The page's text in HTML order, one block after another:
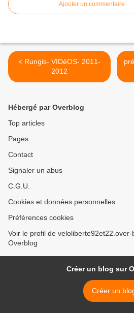
Ajouter un commentaire
< Rungis- VIDéOS- 2011-
2012
Hébergé par Overblog
Top articles
Pages
Contact
Signaler un abus
C.G.U.
Cookies et données personnelles
Préférences cookies
Voir le profil de
Overblog
Créer un blog sur
Créer un